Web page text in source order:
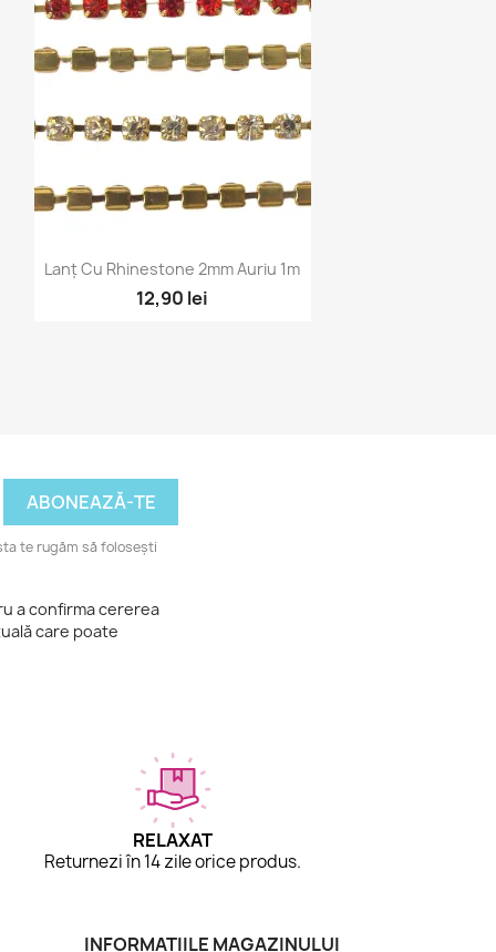
 Vizualizare rapidă
Lanț Cu Rhinestone 2mm Auriu 1m
12,90 lei
te rugăm să folosești
a confirma cererea
care poate
RELAXAT
Returnezi în 14 zile orice produs.
INFORMAȚIILE MAGAZINULUI